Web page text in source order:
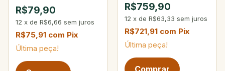
R$79,90
12 x de R$6,66 sem juros
R$75,91 com Pix
Última peça!
R$759,90
12 x de R$63,33 sem juros
R$721,91 com Pix
Última peça!